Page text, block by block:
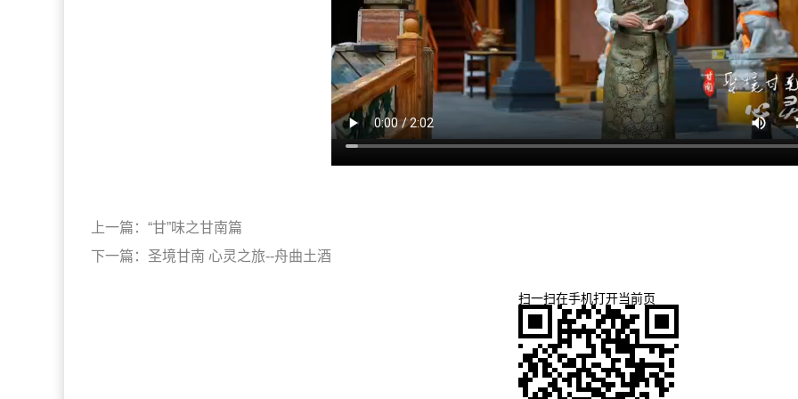
上一篇： “甘”味之甘南篇
下一篇： 圣境甘南 心灵之旅--舟曲土酒
扫一扫在手机打开当前页